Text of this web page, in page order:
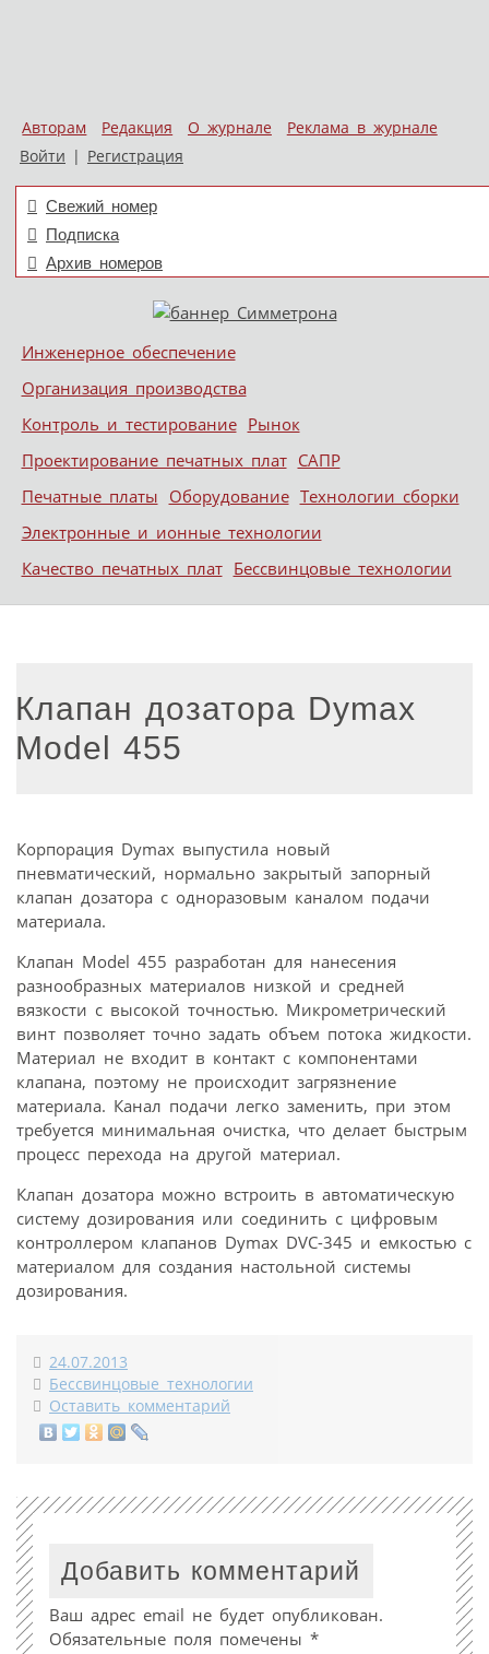
Авторам Редакция О журнале
Реклама в журнале
Войти | Регистрация
Свежий номер
Подписка
Архив номеров
Меню
Skip to content
Инженерное обеспечение
Организация производства
Контроль и тестирование Рынок
Проектирование печатных плат САПР
Печатные платы Оборудование Технологии сборки
Электронные и ионные технологии
Качество печатных плат Бессвинцовые технологии
Клапан дозатора Dymax
Model 455
Корпорация Dymax выпустила новый
пневматический, нормально закрытый запорный
клапан дозатора с одноразовым каналом подачи
материала.
Клапан Model 455 разработан для нанесения
разнообразных материалов низкой и средней
вязкости с высокой точностью. Микрометрический
винт позволяет точно задать объем потока жидкости.
Материал не входит в контакт с компонентами
клапана, поэтому не происходит загрязнение
материала. Канал подачи легко заменить, при этом
требуется минимальная очистка, что делает быстрым
процесс перехода на другой материал.
Клапан дозатора можно встроить в автоматическую
систему дозирования или соединить с цифровым
контроллером клапанов Dymax DVC-345 и емкостью с
материалом для создания настольной системы
дозирования.
24.07.2013
Бессвинцовые технологии
Оставить комментарий
Добавить комментарий
Ваш адрес email не будет опубликован.
Обязательные поля помечены *